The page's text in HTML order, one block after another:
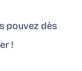
pouvez dès
!